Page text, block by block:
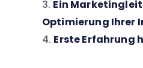
Ein
Optimierung Ihrer
Erste Erfahrung